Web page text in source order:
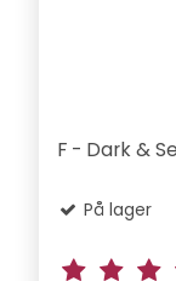
F - Dark &
På lager